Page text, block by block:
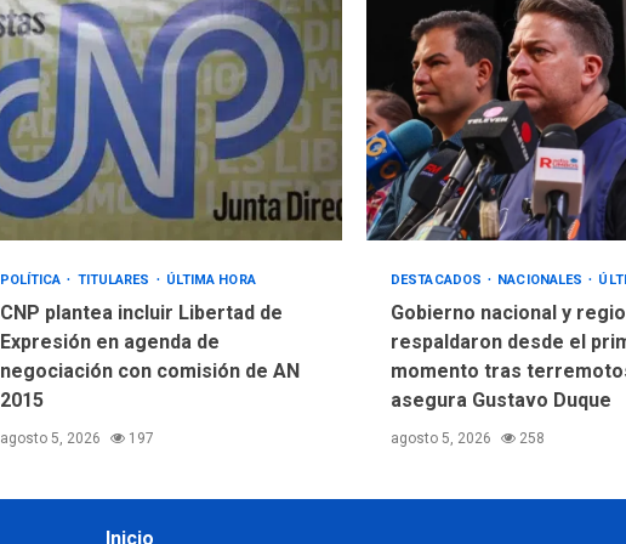
POLÍTICA TITULARES ÚLTIMA HORA
CNP plantea incluir Libertad de
Expresión en agenda de
negociación con comisión de AN
2015
agosto 5, 2026 197
DESTACADOS NACIONALES
Gobierno nacional y
respaldaron desde el
momento tras
asegura Gustavo Duque
agosto 5, 2026 258
Inicio